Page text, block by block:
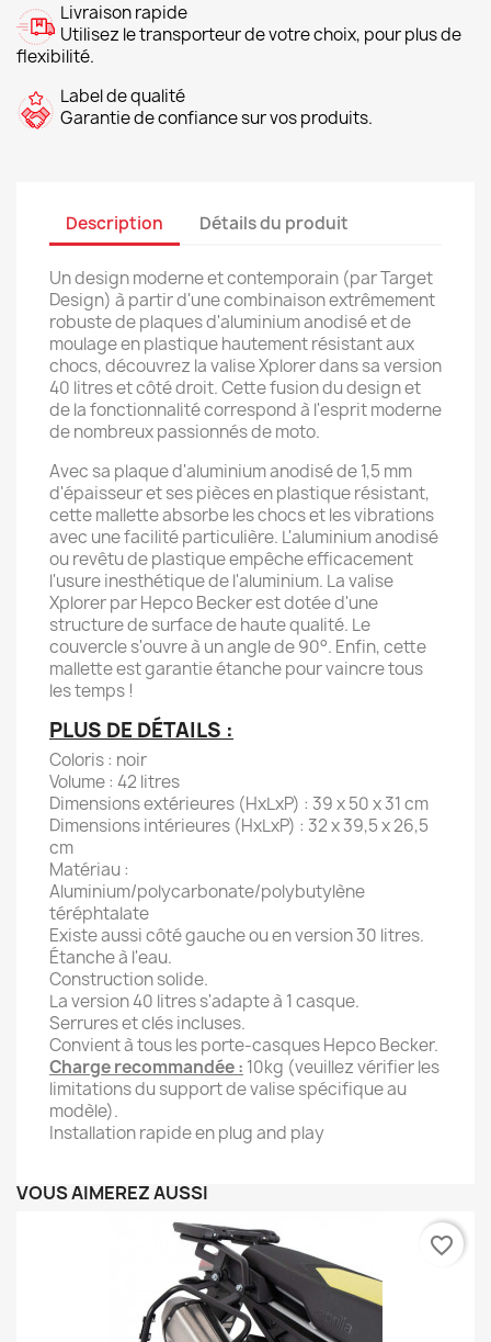
Livraison rapide
Utilisez le transporteur de votre choix, pour plus de
flexibilité.
Label de qualité
Garantie de confiance sur vos produits.
Description Détails du produit
Un design moderne et contemporain (par Target
Design) à partir d'une combinaison extrêmement
robuste de plaques d'aluminium anodisé et de
moulage en plastique hautement résistant aux
chocs, découvrez la valise Xplorer dans sa version
40 litres et côté droit. Cette fusion du design et
de la fonctionnalité correspond à l'esprit moderne
de nombreux passionnés de moto.
Avec sa plaque d'aluminium anodisé de 1,5 mm
d'épaisseur et ses pièces en plastique résistant,
cette mallette absorbe les chocs et les vibrations
avec une facilité particulière. L'aluminium anodisé
ou revêtu de plastique empêche efficacement
l'usure inesthétique de l'aluminium. La valise
Xplorer par Hepco Becker est dotée d'une
structure de surface de haute qualité. Le
couvercle s'ouvre à un angle de 90°. Enfin, cette
mallette est garantie étanche pour vaincre tous
les temps !
PLUS DE DÉTAILS :
Coloris : noir
Volume : 42 litres
Dimensions extérieures (HxLxP) : 39 x 50 x 31 cm
Dimensions intérieures (HxLxP) : 32 x 39,5 x 26,5
cm
Matériau :
Aluminium/polycarbonate/polybutylène
téréphtalate
Existe aussi côté gauche ou en version 30 litres.
Étanche à l'eau.
Construction solide.
La version 40 litres s'adapte à 1 casque.
Serrures et clés incluses.
Convient à tous les porte-casques Hepco Becker.
Charge recommandée : 10kg (veuillez vérifier les
limitations du support de valise spécifique au
modèle).
Installation rapide en plug and play
VOUS AIMEREZ AUSSI
favorite_border